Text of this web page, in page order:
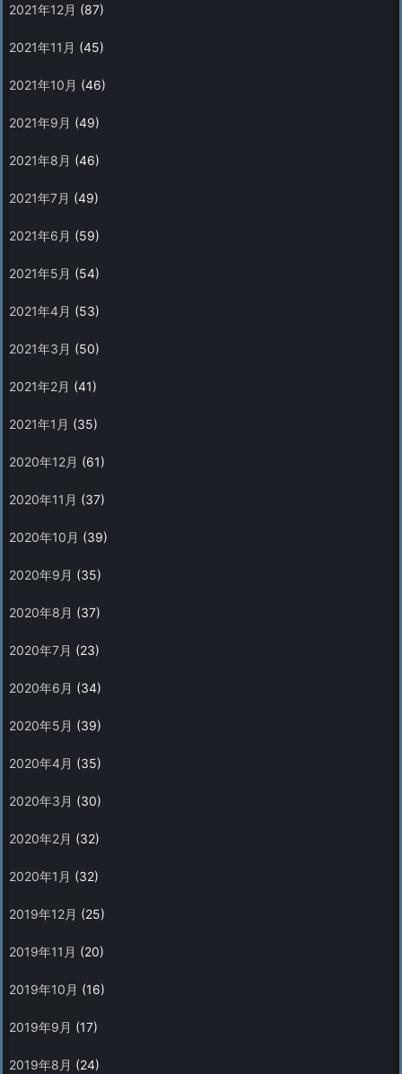
2021年12月 (87)
2021年11月 (45)
2021年10月 (46)
2021年9月 (49)
2021年8月 (46)
2021年7月 (49)
2021年6月 (59)
2021年5月 (54)
2021年4月 (53)
2021年3月 (50)
2021年2月 (41)
2021年1月 (35)
2020年12月 (61)
2020年11月 (37)
2020年10月 (39)
2020年9月 (35)
2020年8月 (37)
2020年7月 (23)
2020年6月 (34)
2020年5月 (39)
2020年4月 (35)
2020年3月 (30)
2020年2月 (32)
2020年1月 (32)
2019年12月 (25)
2019年11月 (20)
2019年10月 (16)
2019年9月 (17)
2019年8月 (24)